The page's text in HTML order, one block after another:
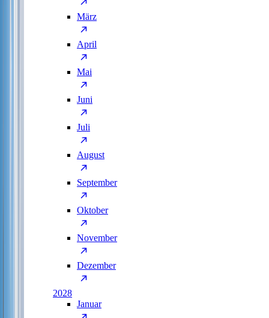
März
April
Mai
Juni
Juli
August
September
Oktober
November
Dezember
2028
Januar